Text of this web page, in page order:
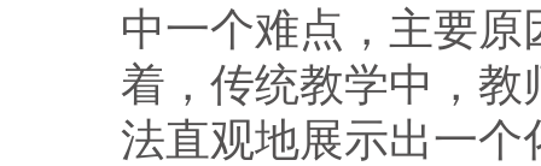
中一个难点，主要
着，传统教学中，
法直观地展示出一